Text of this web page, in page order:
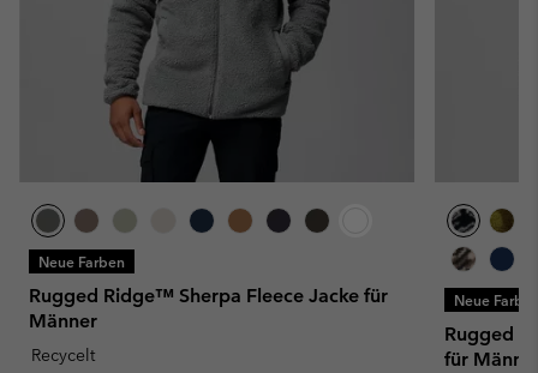
Neue Farben
Rugged Ridge™ Sherpa Fleece Jacke für
Männer
Recycelt
Neue
Rugged
für